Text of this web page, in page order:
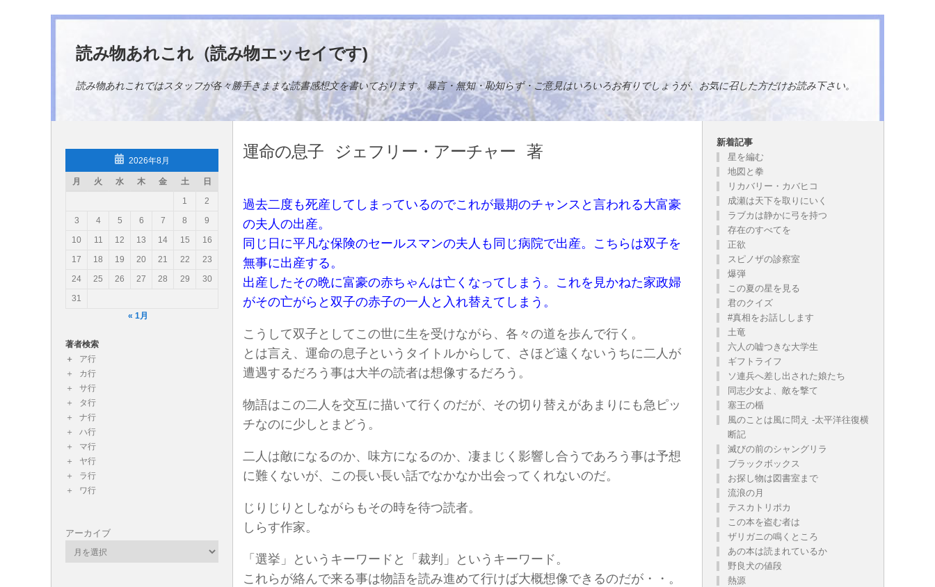
コンテンツへスキップ
読み物あれこれ（読み物エッセイです)
読み物あれこれではスタッフが各々勝手きままな読書感想文を書いております。暴言・無知・恥知らず・ご意見はいろいろお有りでしょうが、お気に召した方だけお読み下さい。
運命の息子 ジェフリー・アーチャー 著
過去二度も死産してしまっているのでこれが最期のチャンスと言われる大富豪
の夫人の出産。
同じ日に平凡な保険のセールスマンの夫人も同じ病院で出産。こちらは双子を
無事に出産する。
出産したその晩に富豪の赤ちゃんは亡くなってしまう。これを見かねた家政婦
がその亡がらと双子の赤子の一人と入れ替えてしまう。
こうして双子としてこの世に生を受けながら、各々の道を歩んで行く。
とは言え、運命の息子というタイトルからして、さほど遠くないうちに二人が
遭遇するだろう事は大半の読者は想像するだろう。
物語はこの二人を交互に描いて行くのだが、その切り替えがあまりにも急ピッ
チなのに少しとまどう。
二人は敵になるのか、味方になるのか、凄まじく影響し合うであろう事は予想
に難くないが、この長い長い話でなかなか出会ってくれないのだ。
じりじりとしながらもその時を待つ読者。
しらす作家。
「選挙」というキーワードと「裁判」というキーワード。
これらが絡んで来る事は物語を読み進めて行けば大概想像できるのだが・・。
2026年8月
月 火 水 木 金 土
日
1
2
3
4 5 6 7 8
9
10
11 12 13 14 15
16
17
18 19 20 21 22
23
24
25 26 27 28 29
30
31
« 1月
著者検索
ア行
カ行
サ行
タ行
ナ行
ハ行
マ行
ヤ行
ラ行
ワ行
アーカイブ
新着記事
星を編む
地図と拳
リカバリー・カバヒコ
成瀬は天下を取りにいく
ラブカは静かに弓を持つ
存在のすべてを
正欲
スピノザの診察室
爆弾
この夏の星を見る
君のクイズ
#真相をお話しします
土竜
六人の嘘つきな大学生
ギフトライフ
ソ連兵へ差し出された娘たち
同志少女よ、敵を撃て
塞王の楯
風のことは風に問え -太平洋往復横
断記
滅びの前のシャングリラ
ブラックボックス
お探し物は図書室まで
流浪の月
テスカトリポカ
この本を盗む者は
ザリガニの鳴くところ
あの本は読まれているか
野良犬の値段
熱源